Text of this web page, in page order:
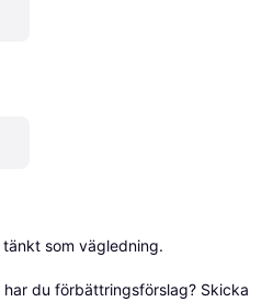
som vägledning.
du förbättringsförslag? Skicka